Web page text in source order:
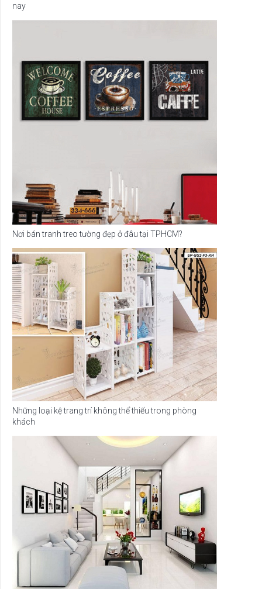
nay
Nơi bán tranh treo tường đẹp ở đâu tại TPHCM?
Những loại kệ trang trí không thể thiếu trong phòng
khách